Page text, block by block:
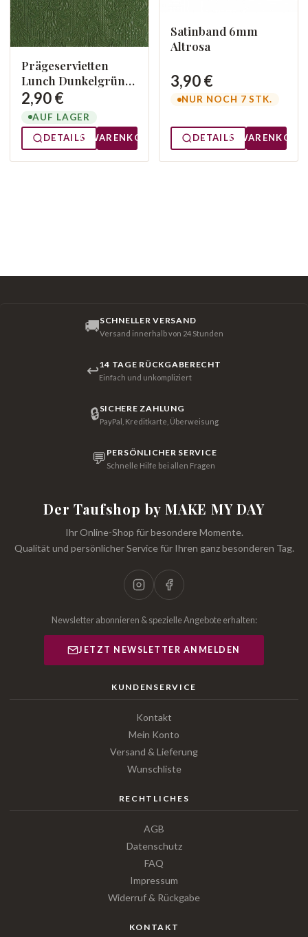
Prägeservietten
Lunch Dunkelgrün
13304939
2,90 €
AUF LAGER
DETAILS
WARENKORB
Satinband 6mm
Altrosa
3,90 €
NUR NOCH 7 STK.
DETAILS WARENKORB
🚚SCHNELLER VERSAND
Versand innerhalb von 24 Stunden
↩14 TAGE RÜCKGABERECHT
Einfach und unkompliziert
🔒SICHERE ZAHLUNG
PayPal, Kreditkarte, Überweisung
💬 PERSÖNLICHER SERVICE
Schnelle Hilfe bei allen Fragen
Der Taufshop by MAKE MY DAY
Ihr Online-Shop für besondere Momente.
Qualität und persönlicher Service für Ihren ganz besonderen Tag.
Newsletter abonnieren & spezielle Angebote erhalten:
JETZT NEWSLETTER ANMELDEN
KUNDENSERVICE
Kontakt
Mein Konto
Versand & Lieferung
Wunschliste
RECHTLICHES
AGB
Datenschutz
FAQ
Impressum
Widerruf & Rückgabe
KONTAKT